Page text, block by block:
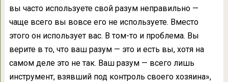
вы часто используете свой разум неправильно —
чаще всего вы вовсе его не используете. Вместо
этого он использует вас. В том-то и проблема. Вы
верите в то, что ваш разум — это и есть вы, хотя на
самом деле это не так. Ваш разум — всего лишь
инструмент, взявший под контроль своего хозяина»,